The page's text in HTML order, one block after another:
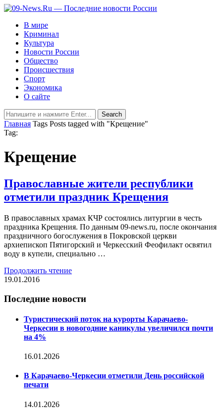
В мире
Криминал
Культура
Новости России
Общество
Происшествия
Спорт
Экономика
О сайте
Главная Tags Posts tagged with "Крещение"
Tag:
Крещение
Православные жители республики
отметили праздник Крещения
В православных храмах КЧР состоялись литургии в честь
праздника Крещения. По данным 09-news.ru, после окончания
праздничного богослужения в Покровской церкви
архиепископ Пятигорский и Черкесский Феофилакт освятил
воду в купели, специально …
Продолжить чтение
19.01.2016
Последние новости
Туристический поток на курорты Карачаево-
Черкесии в новогодние каникулы увеличился почти
на 4%
16.01.2026
В Карачаево-Черкесии отметили День российской
печати
14.01.2026